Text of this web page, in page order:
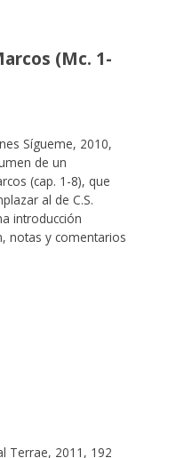
(Mc. 1-
Sígueme, 2010,
de un
(cap. 1-8), que
al de C.S.
introducción
notas y comentarios
Terrae, 2011, 192